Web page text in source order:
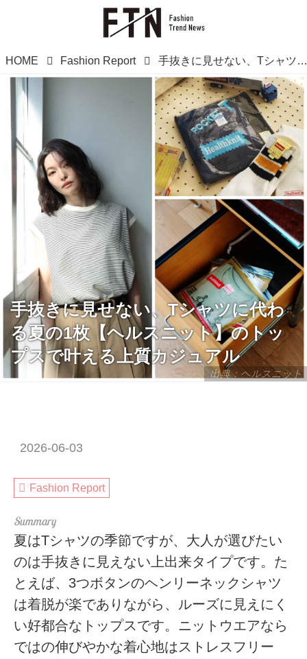
HOME Fashion Report 手抜きに見せない、Tシャツに代わる夏の1枚【ヘルスニット】のトップスで叶える上質カジュアル
出典：ヘルスニット
手抜きに見せない、Tシャツに代わ
る夏の1枚【ヘルスニット】のトッ
プスで叶える上質カジュアル
2026-06-03
Fashion Report
夏はTシャツの季節ですが、大人が選びたい
のは手抜きに見えない上出来タイプです。た
とえば、3つボタンのヘンリーネックシャツ
は着脱が楽でありながら、ルーズに見えにく
い好都合なトップスです。ニットウエアなら
ではの伸びやかな着心地はストレスフリー